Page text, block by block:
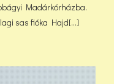
Madárkórházba.
sas fióka Hajd[...]